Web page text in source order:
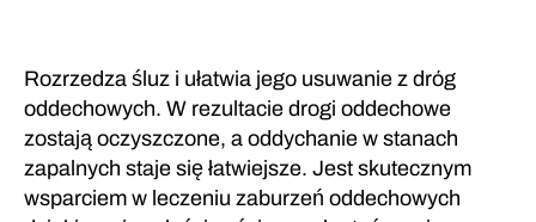
Rozrzedza śluz i ułatwia jego usuwanie z dróg
oddechowych. W rezultacie drogi oddechowe
zostają oczyszczone, a oddychanie w stanach
zapalnych staje się łatwiejsze. Jest skutecznym
wsparciem w leczeniu zaburzeń oddechowych